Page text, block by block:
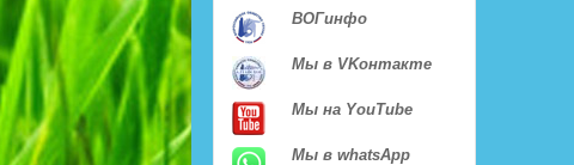
ВОГинфо
Мы в VKонтакте
Мы на YouTube
Мы в whatsApp